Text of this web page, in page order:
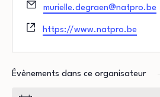
Email
murielle.degraen@natpro.be
Site
https://www.natpro.be
Évènements dans ce organisateur